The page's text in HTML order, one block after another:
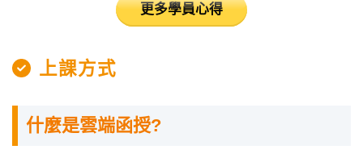
更多學員心得
上課方式
什麼是雲端函授?